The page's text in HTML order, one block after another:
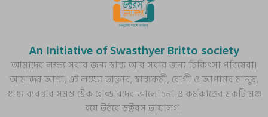
An Initiative of Swasthyer Britto society
আমাদের লক্ষ্য সবার জন্য স্বাস্থ্য আর সবার জন্য চিকিৎসা পরিষেবা।
আমাদের আশা, এই লক্ষ্যে ডাক্তার, স্বাস্থ্যকর্মী, রোগী ও আপামর মানুষ,
স্বাস্থ্য ব্যবস্থার সমস্ত স্টেক হোল্ডারদের আলোচনা ও কর্মকাণ্ডের একটি মঞ্চ
হয়ে উঠবে ডক্টরস ডায়ালগ।